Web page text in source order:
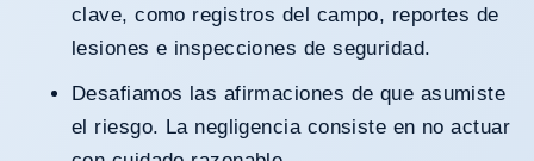
clave, como registros del campo, reportes de
lesiones e inspecciones de seguridad.
Desafiamos las afirmaciones de que asumiste
el riesgo. La negligencia consiste en no actuar